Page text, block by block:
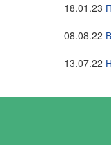
18.01.23
08.08.22
13.07.22